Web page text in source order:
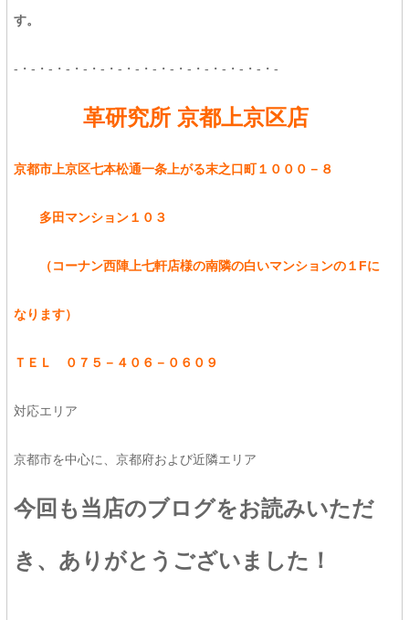
す。
-・-・-・-・-・-・-・-・-・-・-・-・-・-・-・-
革研究所 京都上京区店
京都市上京区七本松通一条上がる末之口町１０００－８
多田マンション１０３
（コーナン西陣上七軒店様の南隣の白いマンションの１Fに
なります）
ＴＥＬ ０７５－４０６－０６０９
対応エリア
京都市を中心に、京都府および近隣エリア
今回も当店のブログをお読みいただ
き、ありがとうございました！